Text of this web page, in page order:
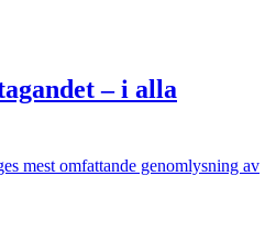
– i alla
mest omfattande genomlysning av